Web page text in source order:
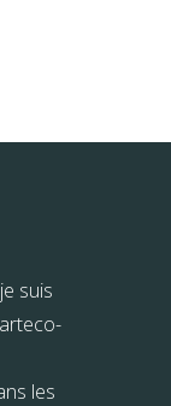
suis
les